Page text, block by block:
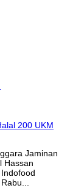
Jaminan
Hassan